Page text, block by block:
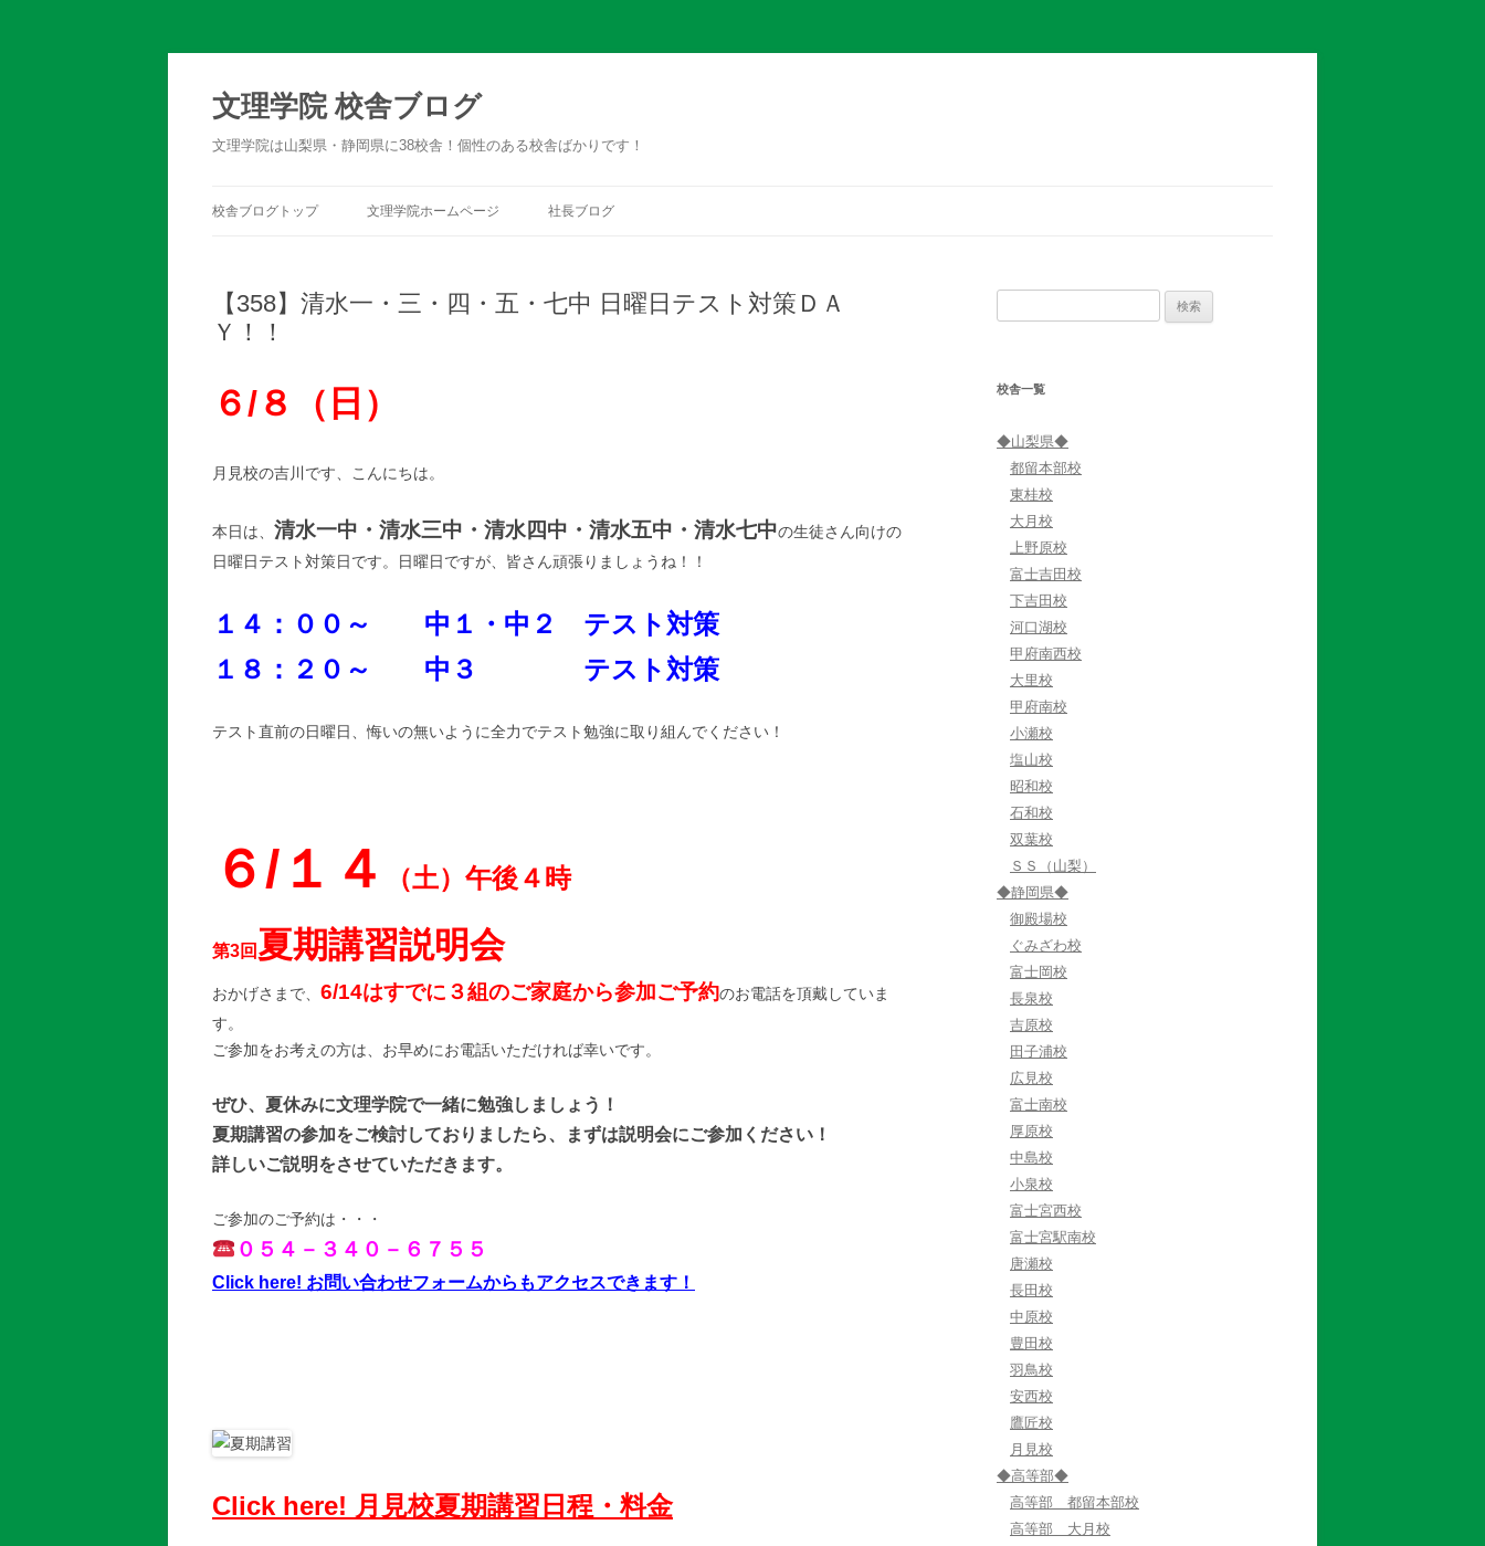
文理学院 校舎ブログ
文理学院は山梨県・静岡県に38校舎！個性のある校舎ばかりです！
キ
ッ
校舎ブログトップ 文理学院ホームページ 社長ブログ
【358】清水一・三・四・五・七中 日曜日テスト対策ＤＡ
Ｙ！！
６/８（日）
月見校の吉川です、こんにちは。
本日は、 清水一中・清水三中・清水四中・清水五中・清水七中の生徒さん向けの
日曜日テスト対策日です。日曜日ですが、皆さん頑張りましょうね！！
１４：００～ 中１・中２ テスト対策
１８：２０～ 中３ テスト対策
テスト直前の日曜日、悔いの無いように全力でテスト勉強に取り組んでください！
６/１４ （土）午後４時
第3回 夏期講習説明会
おかげさまで、 6/14はすでに３組のご家庭から参加ご予約のお電話を頂戴していま
す。
ご参加をお考えの方は、お早めにお電話いただければ幸いです。
ぜひ、夏休みに文理学院で一緒に勉強しましょう！
夏期講習の参加をご検討しておりましたら、まずは説明会にご参加ください！
詳しいご説明をさせていただきます。
ご参加のご予約は・・・
０５４－３４０－６７５５
Click here! お問い合わせフォームからもアクセスできます！
Click here! 月見校夏期講習日程・料金
校舎一覧
◆山梨県◆
都留本部校
東桂校
大月校
上野原校
富士吉田校
下吉田校
河口湖校
甲府南西校
大里校
甲府南校
小瀬校
塩山校
昭和校
石和校
双葉校
ＳＳ（山梨）
◆静岡県◆
御殿場校
ぐみざわ校
富士岡校
長泉校
吉原校
田子浦校
広見校
富士南校
厚原校
中島校
小泉校
富士宮西校
富士宮駅南校
唐瀬校
長田校
中原校
豊田校
羽鳥校
安西校
鷹匠校
月見校
◆高等部◆
高等部 都留本部校
高等部 大月校